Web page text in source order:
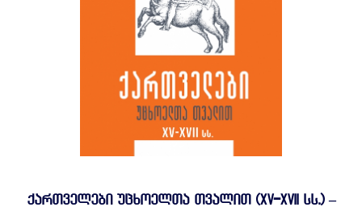
ᲥᲐᲠᲗᲕᲔᲚᲔᲑᲘ ᲣᲪᲮᲝᲔᲚᲗᲐ ᲗᲕᲐᲚᲘᲗ (XV-XVII ᲡᲡ.) –